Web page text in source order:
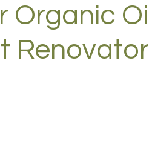
Organic Oil
Renovator